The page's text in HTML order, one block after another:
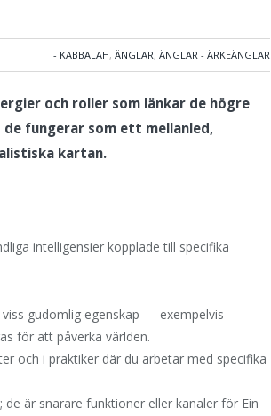
- KABBALAH,ÄNGLAR,ÄNGLAR - ÄRKEÄNGLAR
och roller som länkar de högre
fungerar som ett mellanled,
kartan.
intelligensier kopplade till specifika
gudomlig egenskap — exempelvis
för att påverka världen.
och i praktiker där du arbetar med specifika
är snarare funktioner eller kanaler för Ein